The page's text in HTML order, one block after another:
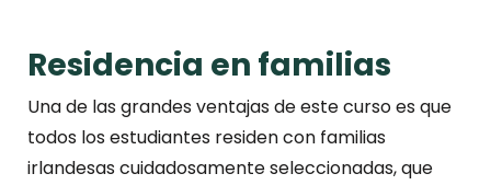
Residencia en familias
Una de las grandes ventajas de este curso es que
todos los estudiantes residen con familias
irlandesas cuidadosamente seleccionadas, que